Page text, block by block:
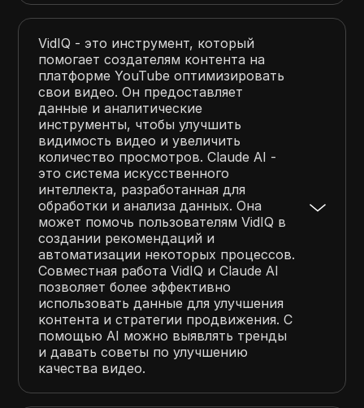
VidIQ - это инструмент, который
помогает создателям контента на
платформе YouTube оптимизировать
свои видео. Он предоставляет
данные и аналитические
инструменты, чтобы улучшить
видимость видео и увеличить
количество просмотров. Claude AI -
это система искусственного
интеллекта, разработанная для
обработки и анализа данных. Она
может помочь пользователям VidIQ в
создании рекомендаций и
автоматизации некоторых процессов.
Совместная работа VidIQ и Claude AI
позволяет более эффективно
использовать данные для улучшения
контента и стратегии продвижения. С
помощью AI можно выявлять тренды
и давать советы по улучшению
качества видео.